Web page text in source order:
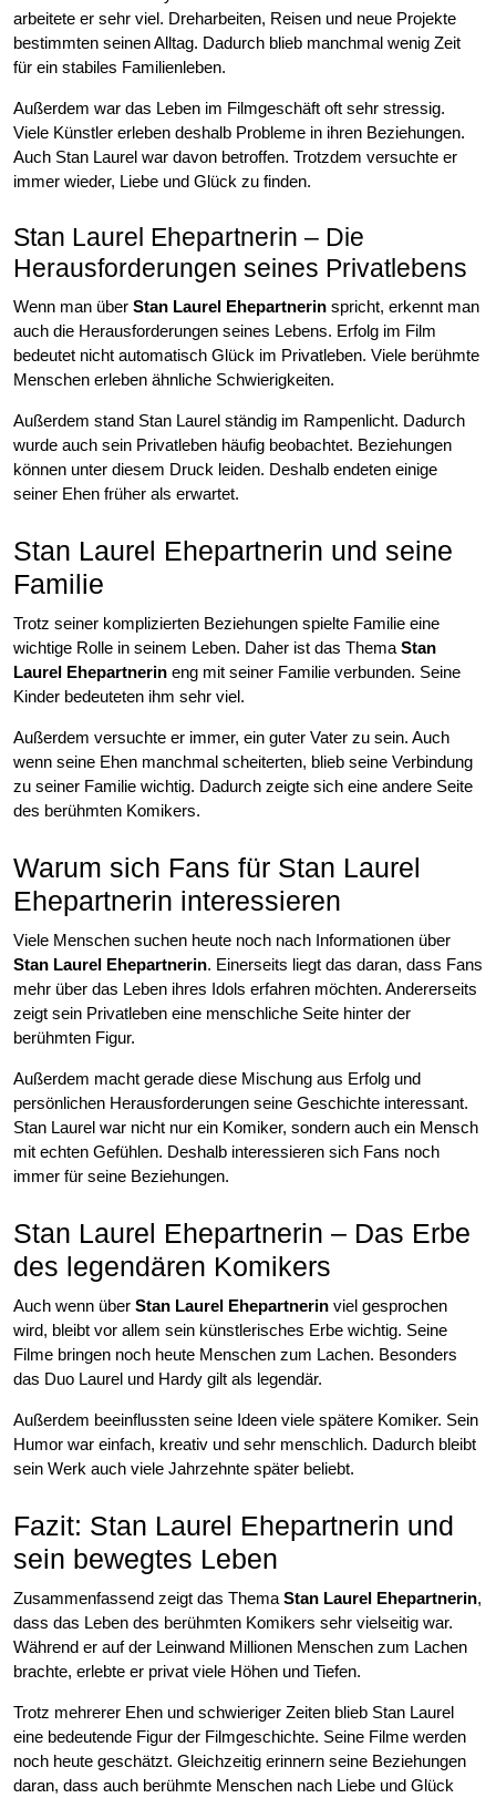
arbeitete er sehr viel. Dreharbeiten, Reisen und neue Projekte
bestimmten seinen Alltag. Dadurch blieb manchmal wenig Zeit
für ein stabiles Familienleben.
Außerdem war das Leben im Filmgeschäft oft sehr stressig.
Viele Künstler erleben deshalb Probleme in ihren Beziehungen.
Auch Stan Laurel war davon betroffen. Trotzdem versuchte er
immer wieder, Liebe und Glück zu finden.
Stan Laurel Ehepartnerin – Die
Herausforderungen seines Privatlebens
Wenn man über Stan Laurel Ehepartnerin spricht, erkennt man
auch die Herausforderungen seines Lebens. Erfolg im Film
bedeutet nicht automatisch Glück im Privatleben. Viele berühmte
Menschen erleben ähnliche Schwierigkeiten.
Außerdem stand Stan Laurel ständig im Rampenlicht. Dadurch
wurde auch sein Privatleben häufig beobachtet. Beziehungen
können unter diesem Druck leiden. Deshalb endeten einige
seiner Ehen früher als erwartet.
Stan Laurel Ehepartnerin und seine
Familie
Trotz seiner komplizierten Beziehungen spielte Familie eine
wichtige Rolle in seinem Leben. Daher ist das Thema Stan
Laurel Ehepartnerin eng mit seiner Familie verbunden. Seine
Kinder bedeuteten ihm sehr viel.
Außerdem versuchte er immer, ein guter Vater zu sein. Auch
wenn seine Ehen manchmal scheiterten, blieb seine Verbindung
zu seiner Familie wichtig. Dadurch zeigte sich eine andere Seite
des berühmten Komikers.
Warum sich Fans für Stan Laurel
Ehepartnerin interessieren
Viele Menschen suchen heute noch nach Informationen über
Stan Laurel Ehepartnerin. Einerseits liegt das daran, dass Fans
mehr über das Leben ihres Idols erfahren möchten. Andererseits
zeigt sein Privatleben eine menschliche Seite hinter der
berühmten Figur.
Außerdem macht gerade diese Mischung aus Erfolg und
persönlichen Herausforderungen seine Geschichte interessant.
Stan Laurel war nicht nur ein Komiker, sondern auch ein Mensch
mit echten Gefühlen. Deshalb interessieren sich Fans noch
immer für seine Beziehungen.
Stan Laurel Ehepartnerin – Das Erbe
des legendären Komikers
Auch wenn über Stan Laurel Ehepartnerin viel gesprochen
wird, bleibt vor allem sein künstlerisches Erbe wichtig. Seine
Filme bringen noch heute Menschen zum Lachen. Besonders
das Duo Laurel und Hardy gilt als legendär.
Außerdem beeinflussten seine Ideen viele spätere Komiker. Sein
Humor war einfach, kreativ und sehr menschlich. Dadurch bleibt
sein Werk auch viele Jahrzehnte später beliebt.
Fazit: Stan Laurel Ehepartnerin und
sein bewegtes Leben
Zusammenfassend zeigt das Thema Stan Laurel Ehepartnerin,
dass das Leben des berühmten Komikers sehr vielseitig war.
Während er auf der Leinwand Millionen Menschen zum Lachen
brachte, erlebte er privat viele Höhen und Tiefen.
Trotz mehrerer Ehen und schwieriger Zeiten blieb Stan Laurel
eine bedeutende Figur der Filmgeschichte. Seine Filme werden
noch heute geschätzt. Gleichzeitig erinnern seine Beziehungen
daran, dass auch berühmte Menschen nach Liebe und Glück